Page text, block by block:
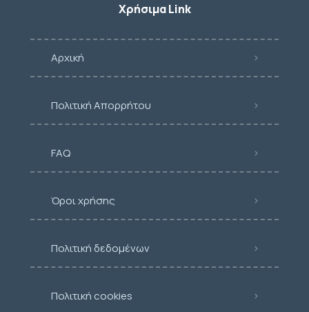
Χρήσιμα Link
Αρχική
Πολιτική Απορρήτου
FAQ
Όροι χρήσης
Πολιτική δεδομένων
Πολιτική cookies